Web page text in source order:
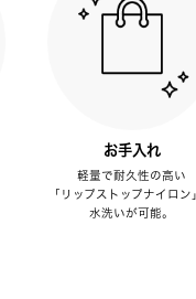
お手入れ
軽量で耐久性の高い
「リップストップナイロン
水洗いが可能。